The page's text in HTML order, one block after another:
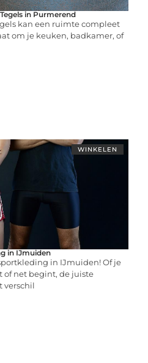
in Purmerend
kan een ruimte compleet
om je keuken, badkamer, of
WINKELEN
in IJmuiden
in IJmuiden! Of je
of net begint, de juiste
verschil